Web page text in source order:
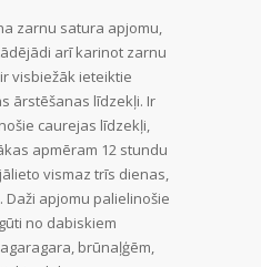
zarnu satura apjomu,
arī karinot zarnu
visbiežāk ieteiktie
ārstēšanas līdzekļi. Ir
caurejas līdzekļi,
apmēram 12 stundu
vismaz trīs dienas,
apjomu palielinošie
no dabiskiem
brūnaļģēm,